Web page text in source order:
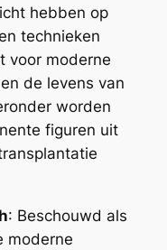
hebben op
technieken
voor moderne
de levens van
worden
figuren uit
: Beschouwd als
moderne